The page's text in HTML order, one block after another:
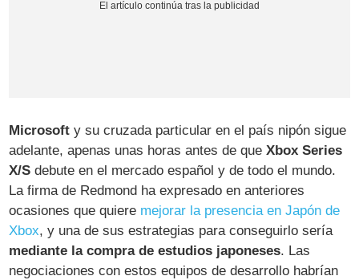
Microsoft y su cruzada particular en el país nipón sigue
adelante, apenas unas horas antes de queXbox Series
X/S debute en el mercado español y de todo el mundo.
La firma de Redmond ha expresado en anteriores
ocasiones que quiere mejorar la presencia en Japón de
Xbox, y una de sus estrategias para conseguirlo sería
mediante la compra de estudios japoneses. Las
negociaciones con estos equipos de desarrollo habrían